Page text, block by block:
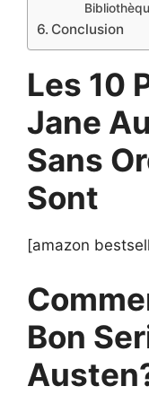
Conclusion
Les 10
Jane
Sans
Sont
[amazon
Bon